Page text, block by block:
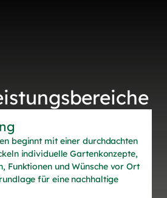
beginnt mit einer durchdachten
individuelle Gartenkonzepte,
Funktionen und Wünsche vor Ort
für eine nachhaltige